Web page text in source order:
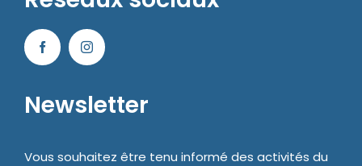
Newsletter
Vous souhaitez être tenu informé des activités du